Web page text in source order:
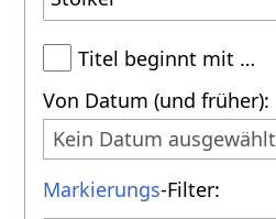
Titel beginnt mit …
Von Datum (und früher):
Kein Datum ausgewählt
Markierungs-Filter: